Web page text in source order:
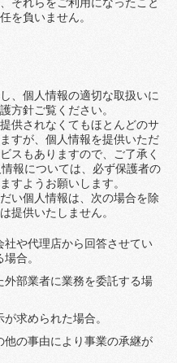
を負いません。
、個人情報の適切な取扱いに
方針ご覧ください。
供されなくてもほとんどのサ
すが、個人情報を提供いただ
スもありますので、ご了承く
報については、必ず保護者の
すようお願いします。
い個人情報は、次の場合を除
提供いたしません。
や代理店から回答させてい
合。
部業者に業務を委託する場
求められた場合。
の事由により事業の承継が